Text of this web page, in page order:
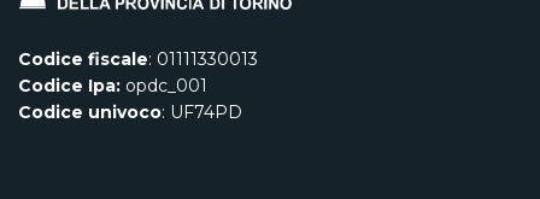
Codice fiscale: 01111330013
Codice Ipa: opdc_001
Codice univoco: UF74PD